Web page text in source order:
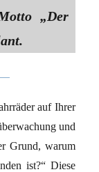
„Der
auf Ihrer
und
Grund, warum
ist?“ Diese